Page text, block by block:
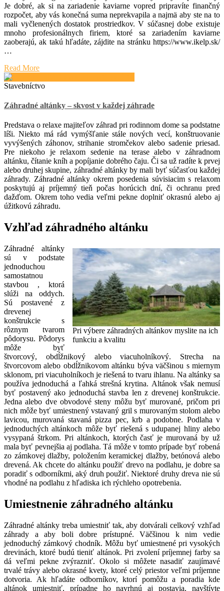
Je dobré, ak si na zariadenie kaviarne vopred pripravíte finančný
rozpočet, aby vás konečná suma neprekvapila a najmä aby ste na to
mali vyčlenených dostatok prostriedkov. V súčasnej dobe existuje
mnoho profesionálnych firiem, ktoré sa zariadením kaviarne
zaoberajú, ak takú hľadáte, zájdite na stránku https://www.ikelp.sk/
…
Read More
Stavebníctvo
Záhradné altánky – skvost v každej záhrade
Predstava o relaxe majiteľov záhrad pri rodinnom dome sa podstatne
líši. Niekto má rád vymýšľanie stále nových vecí, konštruovanie
vyvýšených záhonov, strihanie stromčekov alebo sadenie priesad.
Pre niekoho je relaxom sedenie na terase alebo v záhradnom
altánku, čítanie kníh a popíjanie dobrého čaju. Či sa už radíte k prvej
alebo druhej skupine, záhradné altánky by mali byť súčasťou každej
záhrady. Záhradné altánky okrem posedenia súvisiacim s relaxom
poskytujú aj príjemný tieň počas horúcich dní, či ochranu pred
dažďom. Okrem toho vedia veľmi pekne doplniť okrasnú alebo aj
úžitkovú záhradu.
Vzhľad záhradného altánku
Pri výbere záhradných altánkov myslite na ich
funkciu a kvalitu
Záhradné altánky
sú v podstate
jednoduchou
samostatnou
stavbou , ktorá
slúži na oddych.
Sú postavené z
drevenej
konštrukcie s
rôznym tvarom
pôdorysu. Pôdorys
môže byť
štvorcový, obdĺžnikový alebo viacuholníkový. Strecha na
štvorcovom alebo obdĺžnikovom altánku býva väčšinou s miernym
sklonom, pri viacuholníkoch je riešená to tvaru ihlanu. Na altánky sa
používa jednoduchá a ľahká strešná krytina. Altánok však nemusí
byť postavený ako jednoduchá stavba len z drevenej konštrukcie.
Jedna alebo dve obvodové steny môžu byť murované, pričom pri
nich môže byť umiestnený vstavaný gril s murovaným stolom alebo
lavicou, murovaná stavaná pizza pec, krb a podobne. Podlaha v
jednoduchých altánkoch môže byť riešená s udupanej hliny alebo
vysypaná štrkom. Pri altánkoch, ktorých časť je murovaná by už
mala byť pevnejšia aj podlaha. Tá môže v tomto prípade byť robená
zo zámkovej dlažby, položením keramickej dlažby, betónová alebo
drevená. Ak chcete do altánku použiť drevo na podlahu, je dobre sa
poradiť s odborníkmi, aký druh použiť. Niektoré druhy dreva nie sú
vhodné na podlahu z hľadiska ich rýchleho opotrebenia.
Umiestnenie záhradného altánku
Záhradné altánky treba umiestniť tak, aby dotvárali celkový vzhľad
záhrady a aby boli dobre prístupné. Väčšinou k nim vedie
jednoduchý zámkový chodník. Môžu byť umiestnené pri vysokých
drevinách, ktoré budú tieniť altánok. Pri zvolení príjemnej farby sa
dá veľmi pekne zvýrazniť. Okolo si môžete nasadiť zaujímavé
trvalé trávy alebo okrasné kvety, ktoré celý priestor veľmi príjemne
dotvoria. Ak hľadáte odborníkov, ktorí pomôžu a poradia kde
altánok umiestniť, prípadne ho navrhnú aj postavia, navštívte